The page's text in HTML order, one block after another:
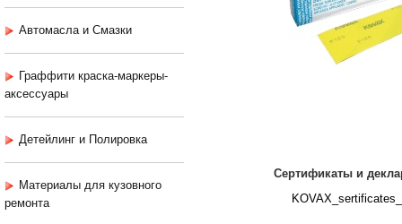
Автомасла и Смазки
Граффити краска-маркеры-
аксессуары
Детейлинг и Полировка
Материалы для кузовного
ремонта
Сертификаты и